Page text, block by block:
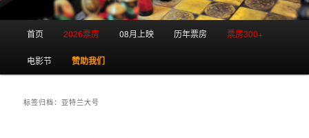
首页 2026票房 08月上映 历年票房 票房300+
电影节 赞助我们
标签归档：亚特兰大号